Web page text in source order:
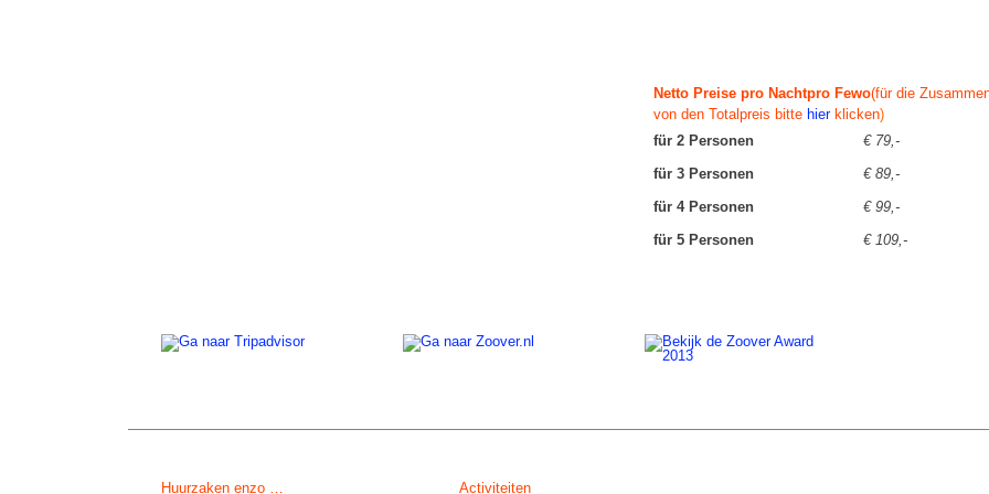
Netto Preise pro Nachtpro Fewo(für die
von den Totalpreis bitte hierklicken)
für 2 Personen
€ 79,-
für 3 Personen
€ 89,-
für 4 Personen
€ 99,-
für 5 Personen
€ 109,-
Huurzaken enzo … Activiteiten